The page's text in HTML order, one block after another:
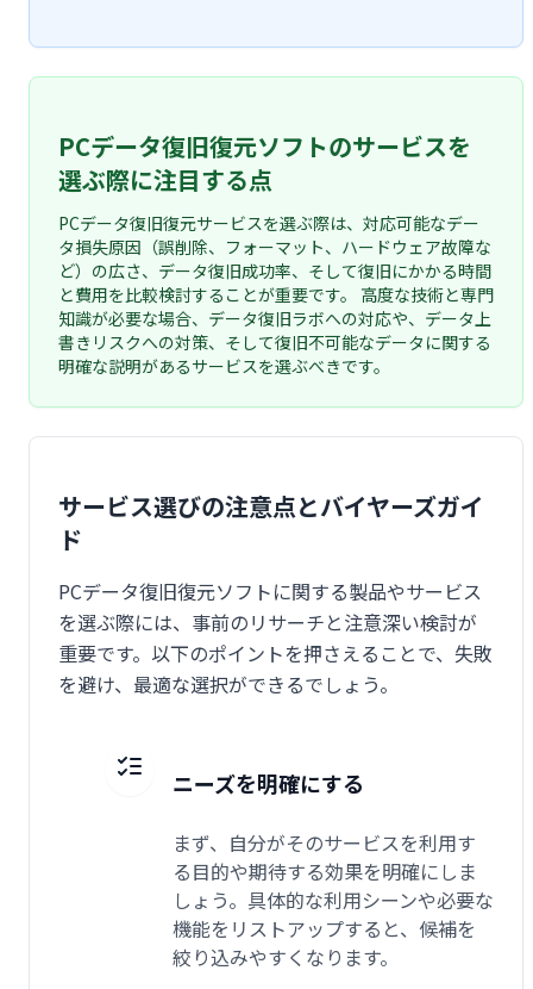
PCデータ復旧復元ソフトのサービスを
選ぶ際に注目する点
PCデータ復旧復元サービスを選ぶ際は、対応可能なデー
タ損失原因（誤削除、フォーマット、ハードウェア故障な
ど）の広さ、データ復旧成功率、そして復旧にかかる時間
と費用を比較検討することが重要です。 高度な技術と専門
知識が必要な場合、データ復旧ラボへの対応や、データ上
書きリスクへの対策、そして復旧不可能なデータに関する
明確な説明があるサービスを選ぶべきです。
サービス選びの注意点とバイヤーズガイ
ド
PCデータ復旧復元ソフトに関する製品やサービス
を選ぶ際には、事前のリサーチと注意深い検討が
重要です。以下のポイントを押さえることで、失敗
を避け、最適な選択ができるでしょう。
ニーズを明確にする
まず、自分がそのサービスを利用す
る目的や期待する効果を明確にしま
しょう。具体的な利用シーンや必要な
機能をリストアップすると、候補を
絞り込みやすくなります。